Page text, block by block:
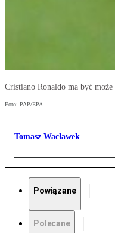
Cristiano Ronaldo ma być może
Foto: PAP/EPA
Tomasz Wacławek
Powiązane
Polecane